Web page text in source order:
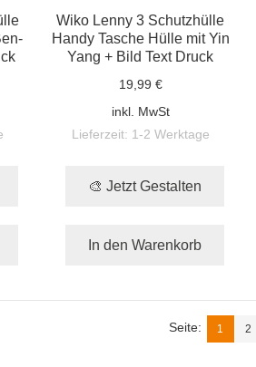
Wiko Lenny 3 Schutzhülle
Handy Tasche Hülle mit Yin
Yang + Bild Text Druck
19,99 €
inkl. MwSt
Lieferzeit: 1-2 Werktage
🎨 Jetzt Gestalten
In den Warenkorb
Seite: 1 2